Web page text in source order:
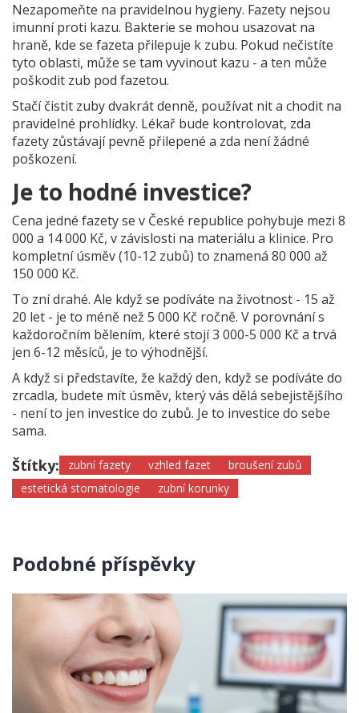
Nezapomeňte na pravidelnou hygieny. Fazety nejsou
imunní proti kazu. Bakterie se mohou usazovat na
hraně, kde se fazeta přilepuje k zubu. Pokud nečistíte
tyto oblasti, může se tam vyvinout kazu - a ten může
poškodit zub pod fazetou.
Stačí čistit zuby dvakrát denně, používat nit a chodit na
pravidelné prohlídky. Lékař bude kontrolovat, zda
fazety zůstávají pevně přilepené a zda není žádné
poškození.
Je to hodné investice?
Cena jedné fazety se v České republice pohybuje mezi 8
000 a 14 000 Kč, v závislosti na materiálu a klinice. Pro
kompletní úsměv (10-12 zubů) to znamená 80 000 až
150 000 Kč.
To zní drahé. Ale když se podíváte na životnost - 15 až
20 let - je to méně než 5 000 Kč ročně. V porovnání s
každoročním bělením, které stojí 3 000-5 000 Kč a trvá
jen 6-12 měsíců, je to výhodnější.
A když si představíte, že každý den, když se podíváte do
zrcadla, budete mít úsměv, který vás dělá sebejistějšího
- není to jen investice do zubů. Je to investice do sebe
sama.
Štítky: zubní fazety vzhled fazet
broušení zubů
estetická stomatologie
zubní korunky
Podobné příspěvky